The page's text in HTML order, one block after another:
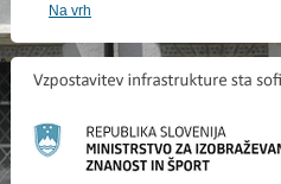
Na vrh